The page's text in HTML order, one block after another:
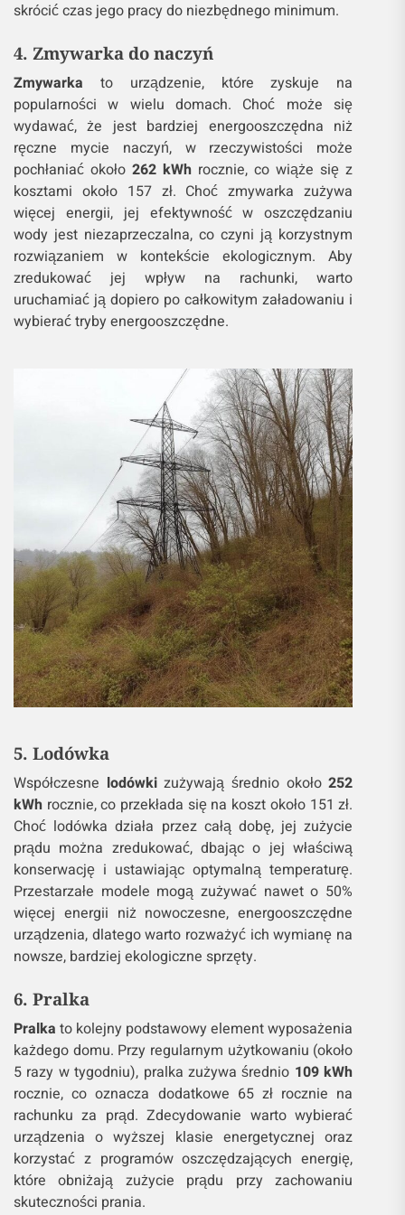
skrócić czas jego pracy do niezbędnego minimum.
4. Zmywarka do naczyń
Zmywarka to urządzenie, które zyskuje na
popularności w wielu domach. Choć może się
wydawać, że jest bardziej energooszczędna niż
ręczne mycie naczyń, w rzeczywistości może
pochłaniać około262 kWh rocznie, co wiąże się z
kosztami około 157 zł. Choć zmywarka zużywa
więcej energii, jej efektywność w oszczędzaniu
wody jest niezaprzeczalna, co czyni ją korzystnym
rozwiązaniem w kontekście ekologicznym. Aby
zredukować jej wpływ na rachunki, warto
uruchamiać ją dopiero po całkowitym załadowaniu i
wybierać tryby energooszczędne.
5. Lodówka
Współczesne lodówkizużywają średnio około252
kWh rocznie, co przekłada się na koszt około 151 zł.
Choć lodówka działa przez całą dobę, jej zużycie
prądu można zredukować, dbając o jej właściwą
konserwację i ustawiając optymalną temperaturę.
Przestarzałe modele mogą zużywać nawet o 50%
więcej energii niż nowoczesne, energooszczędne
urządzenia, dlatego warto rozważyć ich wymianę na
nowsze, bardziej ekologiczne sprzęty.
6. Pralka
Pralka to kolejny podstawowy element wyposażenia
każdego domu. Przy regularnym użytkowaniu (około
5 razy w tygodniu), pralka zużywa średnio 109 kWh
rocznie, co oznacza dodatkowe 65 zł rocznie na
rachunku za prąd. Zdecydowanie warto wybierać
urządzenia o wyższej klasie energetycznej oraz
korzystać z programów oszczędzających energię,
które obniżają zużycie prądu przy zachowaniu
skuteczności prania.